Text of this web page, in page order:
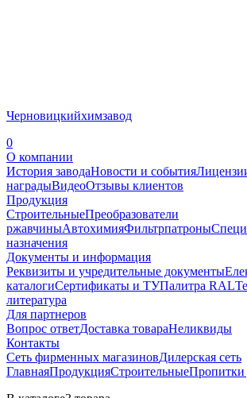
Черновицкийхимзавод
0
О компании
История заводаНовости и события
наградыВидеоОтзывы клиентов
Продукция
СтроительныеПреобразователи
ржавчиныАвтохимияФильтрпатроны
назначения
Документы и информация
Реквизиты и учредительные документы
каталогиСертификаты и ТУПалитра RAL
литература
Для партнеров
Вопрос ответДоставка товараНеликвиды
Контакты
Сеть фирменных магазиновДилерская сеть
ГлавнаяПродукцияСтроительныеПропитки